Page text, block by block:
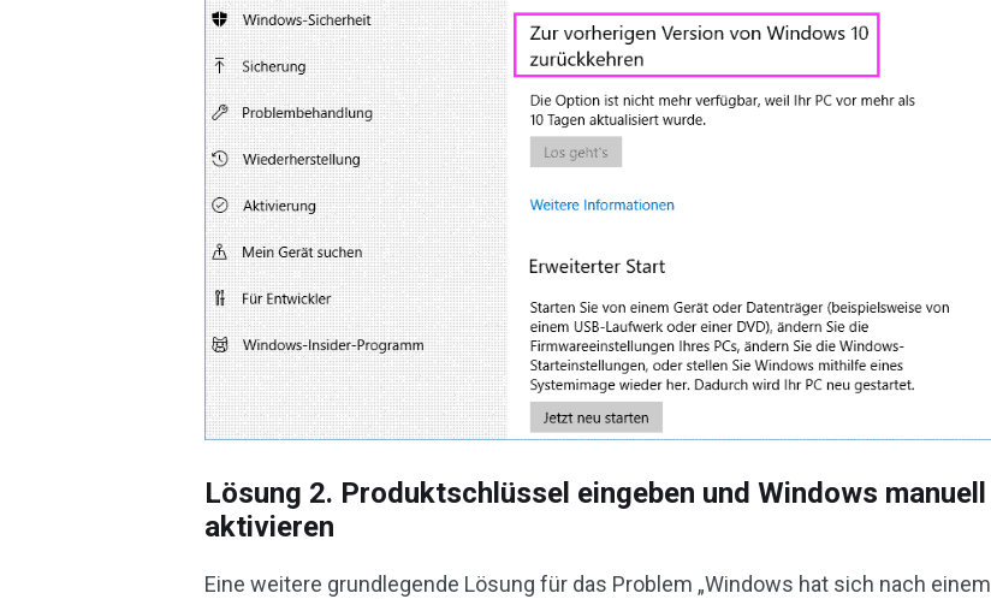
Lösung 2. Produktschlüssel eingeben und Windows manuell
aktivieren
Eine weitere grundlegende Lösung für das Problem „Windows hat sich nach einem